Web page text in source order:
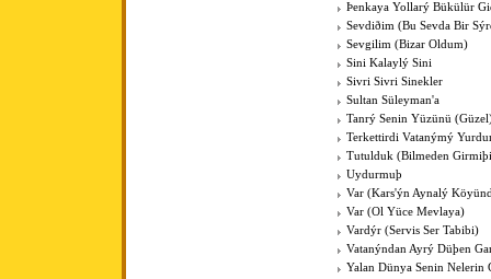
Þenkaya Yollarý Bükülür
Sevdiðim (Bu Sevda Bir
Sevgilim (Bizar Oldum)
Sini Kalaylý Sini
Sivri Sivri Sinekler
Sultan Süleyman'a
Tanrý Senin Yüzünü
Terkettirdi Vatanýmý
Tutulduk (Bilmeden
Uydurmuþ
Var (Kars'ýn Aynalý
Var (Ol Yüce Mevlaya)
Vardýr (Servis Ser Tabibi)
Vatanýndan Ayrý Düþen
Yalan Dünya Senin Nelerin